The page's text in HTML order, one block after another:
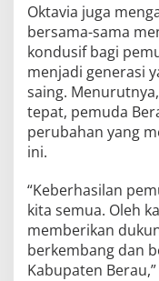
Oktavia juga
bersama-sama
kondusif bagi
menjadi generasi
saing.
tepat, pemuda
perubahan yang
ini.
“Keberhasilan
kita semua. Oleh
memberikan
berkembang dan
Kabupaten